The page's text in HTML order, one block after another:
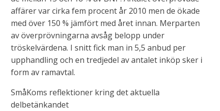
affärer var cirka fem procent år 2010 men de ökade
med över 150 % jämfört med året innan. Merparten
av överprövningarna avsåg belopp under
tröskelvärdena. I snitt fick man in 5,5 anbud per
upphandling och en tredjedel av antalet inköp sker i
form av ramavtal.
SmåKoms reflektioner kring det aktuella
delbetänkandet